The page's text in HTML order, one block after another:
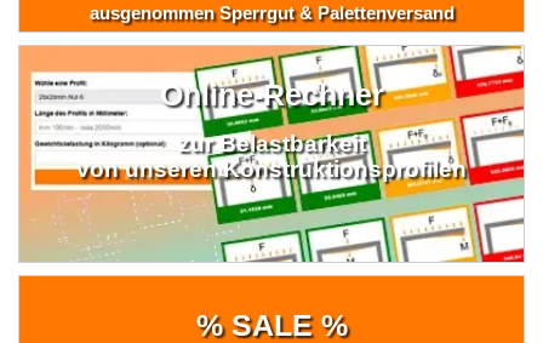
ausgenommen Sperrgut & Palettenversand
Online-Rechner
zur Belastbarkeit
von unseren Konstruktionsprofilen
% SALE %